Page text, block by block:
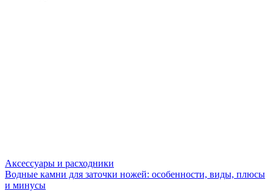
Аксессуары и расходники
Водные камни для заточки ножей: особенности, виды, плюсы
и минусы